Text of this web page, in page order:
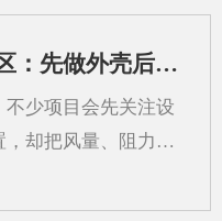
除尘设备制作常见误区：先做外壳后算系统会带来哪些问题
少项目会先关注设
却把风量、阻力、
放到后面。这样做
期出现返工、适配